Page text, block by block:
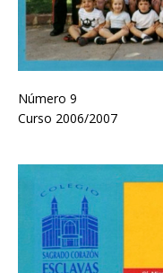
Número 9
Curso 2006/2007